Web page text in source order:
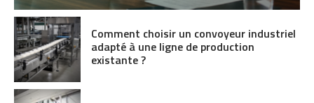
Comment choisir un convoyeur industriel
adapté à une ligne de production
existante ?